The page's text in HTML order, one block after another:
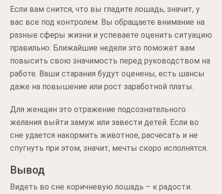
Если вам снится, что вы гладите лошадь, значит, у
вас все под контролем. Вы обращаете внимание на
разные сферы жизни и успеваете оценить ситуацию
правильно. Ближайшие недели это поможет вам
повысить свою значимость перед руководством на
работе. Ваши старания будут оценены, есть шансы
даже на повышение или рост заработной платы.
Для женщин это отражение подсознательного
желания выйти замуж или завести детей. Если во
сне удается накормить животное, расчесать и не
спугнуть при этом, значит, мечты скоро исполнятся.
Вывод
Видеть во сне коричневую лошадь – к радости.